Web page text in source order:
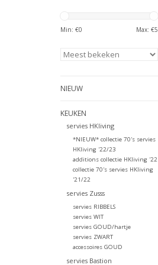
Min: €0 Max: €5
NIEUW
KEUKEN
servies HKliving
*NIEUW* collectie 70's servies
HKliving '22/23
additions collectie HKliving '22
collectie 70's servies HKliving
'21/22
servies Zusss
servies RIBBELS
servies WIT
servies GOUD/hartje
servies ZWART
accessoires GOUD
servies Bastion